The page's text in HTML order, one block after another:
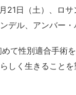
21日（土）、ロ
デル、アンバー・
て性別適合手術
しく生きること